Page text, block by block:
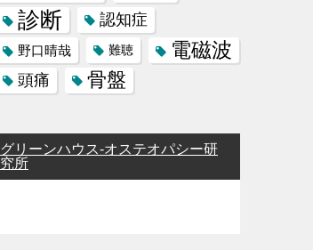
診断 認知症
野口晴哉 難聴 電磁波
頭痛 骨盤
グリーンハウス-オステオパシー研
究所